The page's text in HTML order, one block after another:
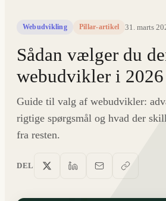
Webudvikling Pillar-artikel 31. marts
Sådan vælger du
webudvikler i 2026
Guide til valg af webudvikler:
rigtige spørgsmål og hvad der
fra resten.
DEL